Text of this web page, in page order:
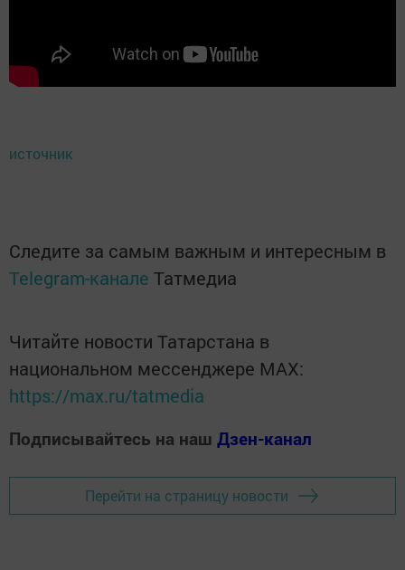
источник
Следите за самым важным и интересным в
Telegram-канале Татмедиа
Читайте новости Татарстана в
национальном мессенджере MАХ:
https://max.ru/tatmedia
Подписывайтесь на наш Дзен-канал
Перейти на страницу новости